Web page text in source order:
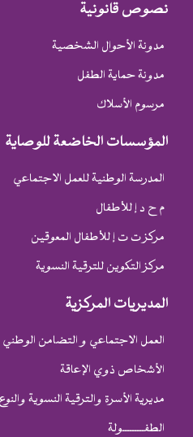
نصوص قانونية
مدونة الأحوال الشخصية
مدونة حماية الطفل
مرسوم الأسلاك
المؤسسات الخاضعة للوصاية
المدرسة الوطنية للعمل الاجتماعي
م ح د إ للأطفال
مركز ت ت إ للأطفال المعوقين
مركز التكوين للترقية النسوية
المديريات المركزية
العمل الاجتماعي و التضامن الوطني
الأشخاص ذوي الإعاقة
مديرية الأسرة والترقية النسوية والنوع
الطفـــــــــولة